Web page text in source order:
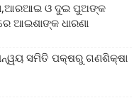
ଓ ଦୁଇ ପୁଅଙ୍କ
ଆଇଶାଙ୍କ ଧାରଣା
ସମିତି ପକ୍ଷରୁ ଗଣଶିକ୍ଷା